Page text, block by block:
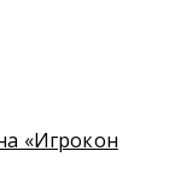
«Игрокон